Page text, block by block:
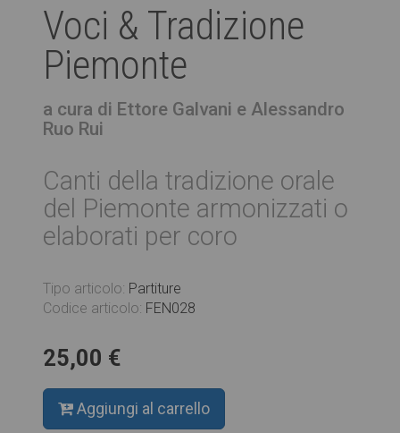
Voci & Tradizione
Piemonte
a cura di Ettore Galvani e Alessandro
Ruo Rui
Canti della tradizione orale
del Piemonte armonizzati o
elaborati per coro
Tipo articolo: Partiture
Codice articolo: FEN028
25,00 €
Aggiungi al carrello